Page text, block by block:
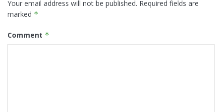
Your email address will not be published. Required fields are
marked *
Comment *